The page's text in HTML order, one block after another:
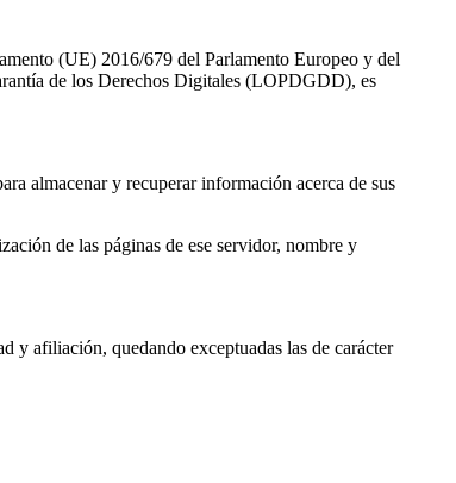
(UE) 2016/679 del Parlamento Europeo y del
de los Derechos Digitales (LOPDGDD), es
almacenar y recuperar información acerca de sus
de las páginas de ese servidor, nombre y
y afiliación, quedando exceptuadas las de carácter